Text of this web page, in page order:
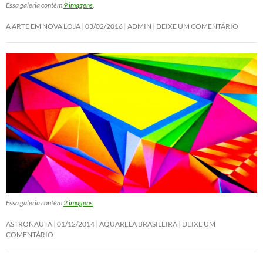
Essa galeria contém 9 imagens.
A ARTE EM NOVA LOJA 03/02/2016 ADMIN DEIXE UM COMENTÁRIO
Essa galeria contém2 imagens.
ASTRONAUTA 01/12/2014 AQUARELA BRASILEIRA DEIXE UM
COMENTÁRIO